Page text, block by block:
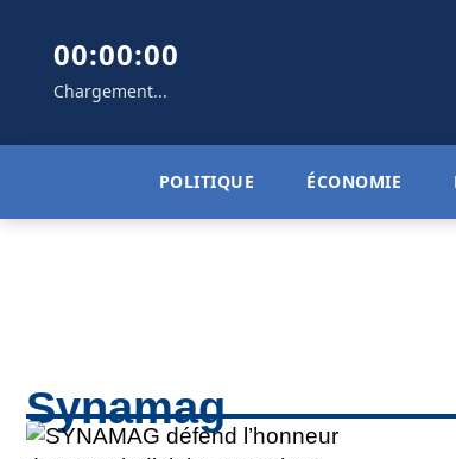
00:00:00
Chargement...
POLITIQUE ÉCONOMIE
Synamag